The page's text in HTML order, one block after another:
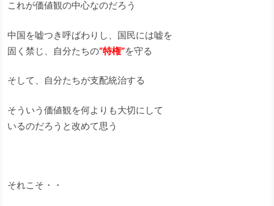
これが価値観の中心なのだろう
中国を嘘つき呼ばわりし、国民には嘘を
固く禁じ、自分たちの”特権”を守る
そして、自分たちが支配統治する
そういう価値観を何よりも大切にして
いるのだろうと改めて思う
それこそ・・